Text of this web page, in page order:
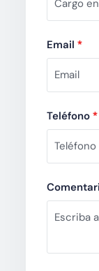
Email *
Teléfono *